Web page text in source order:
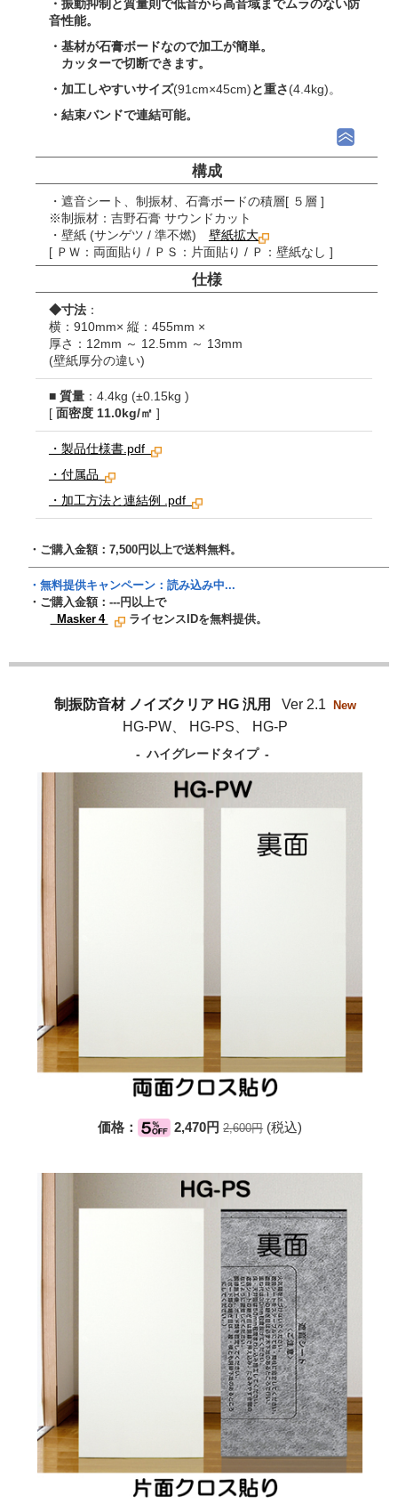
・振動抑制と質量則で低音から高音域までムラのない防
音性能。
・基材が石膏ボードなので加工が簡単。
カッターで切断できます。
・加工しやすいサイズ(91cm×45cm)と重さ(4.4kg)。
・結束バンドで連結可能。
構成
・遮音シート、制振材、石膏ボードの積層[ ５層 ]
※制振材：吉野石膏 サウンドカット
・壁紙 (サンゲツ / 準不燃) 壁紙拡大
[ ＰＷ：両面貼り / ＰＳ：片面貼り / Ｐ：壁紙なし ]
仕様
◆寸法：
横：910mm× 縦：455mm ×
厚さ：12mm ～ 12.5mm ～ 13mm
(壁紙厚分の違い)
■質量：4.4kg (±0.15kg )
[面密度 11.0kg/㎡ ]
・製品仕様書.pdf
・付属品
・加工方法と連結例 .pdf
・ご購入金額：7,500円以上で送料無料。
・無料提供キャンペーン： 読み込み中...
・ご購入金額： ---円以上で
Masker 4
ライセンスIDを無料提供。
制振防音材 ノイズクリア HG 汎用 Ver 2.1 New
HG-PW、 HG-PS、 HG-P
- ハイグレードタイプ -
価格： 2,470円2,600円(税込)